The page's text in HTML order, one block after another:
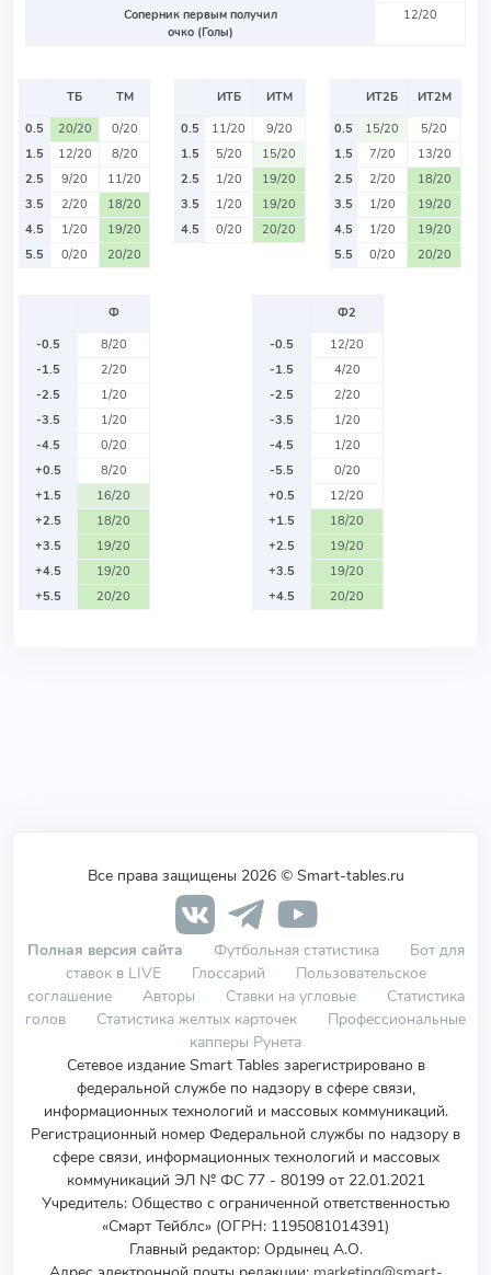
Соперник первым получил
очко (Голы)
12/20
ТБ
ТМ
0.5
20/20
0/20
1.5
12/20
8/20
2.5
9/20
11/20
3.5
2/20
18/20
4.5
1/20
19/20
5.5
0/20 20/20
ИТБ
ИТМ
0.5
11/20
9/20
1.5
5/20
15/20
2.5
1/20
19/20
3.5
1/20
19/20
4.5
0/20 20/20
ИТ2Б
ИТ2М
0.5
15/20
5/20
1.5
7/20
13/20
2.5
2/20
18/20
3.5
1/20
19/20
4.5
1/20
19/20
5.5
0/20 20/20
Ф
-0.5
8/20
-1.5
2/20
-2.5
1/20
-3.5
1/20
-4.5
0/20
+0.5
8/20
+1.5
16/20
+2.5
18/20
+3.5
19/20
+4.5
19/20
+5.5
20/20
Ф2
-0.5
12/20
-1.5
4/20
-2.5
2/20
-3.5
1/20
-4.5
1/20
-5.5
0/20
+0.5
12/20
+1.5
18/20
+2.5
19/20
+3.5
19/20
+4.5
20/20
Все права защищены 2026 © Smart-tables.ru
Полная версия сайта Футбольная статистика
Бот для
ставок в LIVE
Глоссарий
Пользовательское
соглашение
Авторы Ставки на угловые
Статистика
голов
Статистика желтых карточек
Профессиональные
капперы Рунета
Сетевое издание Smart Tables зарегистрировано в
федеральной службе по надзору в сфере связи,
информационных технологий и массовых коммуникаций.
Регистрационный номер Федеральной службы по надзору в
сфере связи, информационных технологий и массовых
коммуникаций ЭЛ № ФС 77 - 80199 от 22.01.2021
Учредитель: Общество с ограниченной ответственностью
«Смарт Тейблс» (ОГРН: 1195081014391)
Главный редактор: Ордынец А.О.